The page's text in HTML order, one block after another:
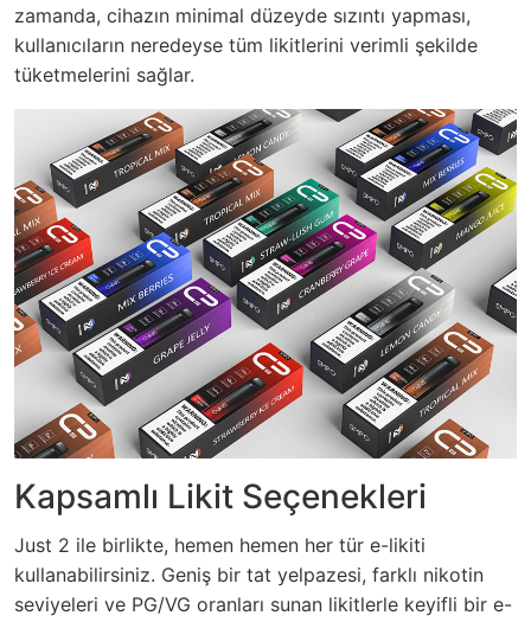
zamanda, cihazın minimal düzeyde sızıntı yapması,
kullanıcıların neredeyse tüm likitlerini verimli şekilde
tüketmelerini sağlar.
Kapsamlı Likit Seçenekleri
Just 2 ile birlikte, hemen hemen her tür e-likiti
kullanabilirsiniz. Geniş bir tat yelpazesi, farklı nikotin
seviyeleri ve PG/VG oranları sunan likitlerle keyifli bir e-